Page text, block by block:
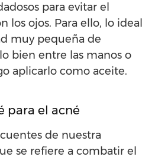
para evitar el
los ojos. Para ello, lo ideal
muy pequeña de
bien entre las manos o
aplicarlo como aceite.
para el acné
de nuestra
se refiere a combatir el